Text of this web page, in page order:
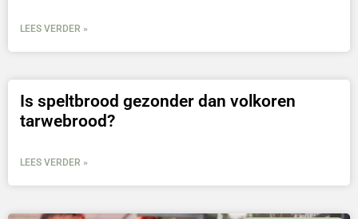
LEES VERDER »
Is speltbrood gezonder dan volkoren
tarwebrood?
LEES VERDER »